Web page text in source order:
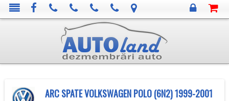
ARC SPATE VOLKSWAGEN POLO (6N2) 1999-2001